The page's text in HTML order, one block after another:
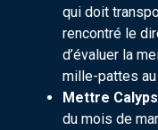
qui doit
rencontré le
d’évaluer la
mille-pattes au
Mettre
du mois de